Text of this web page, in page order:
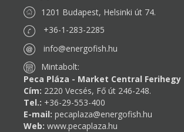
1201 Budapest, Helsinki út 74.
+36-1-283-2285
info@energofish.hu
Mintabolt:
Peca Pláza - Market Central Ferihegy
Cím: 2220 Vecsés, Fő út 246-248.
Tel.: +36-29-553-400
E-mail: pecaplaza@energofish.hu
Web: www.pecaplaza.hu